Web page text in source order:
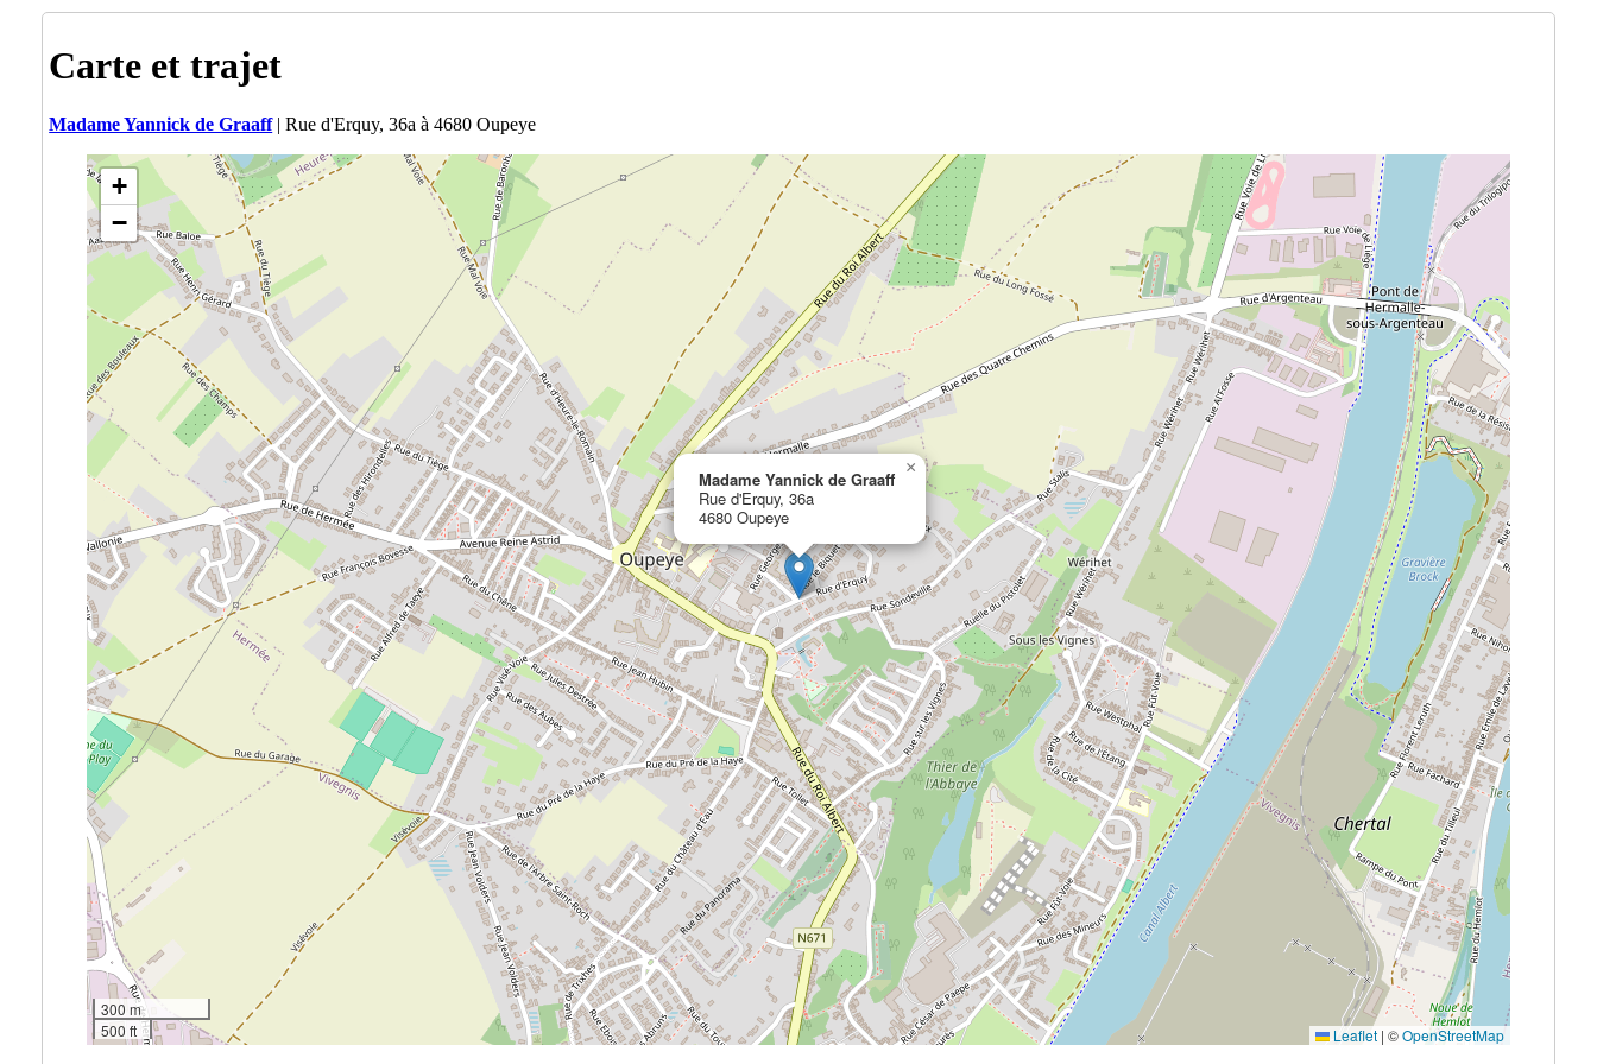
Carte et trajet
Madame Yannick de Graaff| Rue d'Erquy, 36a à 4680 Oupeye
Madame Yannick de Graaff
Rue d'Erquy, 36a
4680 Oupeye
×
+
−
300 m
500 ft
Leaflet | ©OpenStreetMap